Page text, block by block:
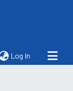
Log In (current)